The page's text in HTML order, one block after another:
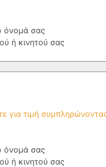
όνομά σας
ή κινητού σας
για τιμή
όνομά σας
ή κινητού σας